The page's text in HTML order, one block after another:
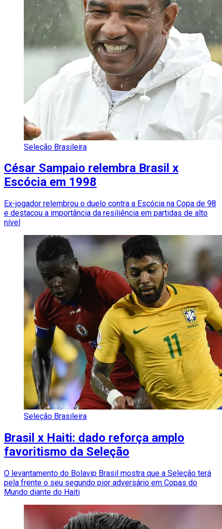
Seleção Brasileira
César Sampaio relembra Brasil x
Escócia em 1998
Ex-jogador relembrou o duelo contra a Escócia na Copa de 98
e destacou a importância da resiliência em partidas de alto
nível
Seleção Brasileira
Brasil x Haiti: dado reforça amplo
favoritismo da Seleção
O levantamento do Bolavip Brasil mostra que a Seleção terá
pela frente o seu segundo pior adversário em Copas do
Mundo diante do Haiti